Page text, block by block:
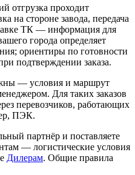
отгрузка проходит
на стороне завода, передача
ТК — информация для
города определяет
ориентиры по готовности
подтверждении заказа.
— условия и маршрут
Для таких заказов
перевозчиков, работающих
ПЭК.
партнёр и поставляете
— логистические условия
Дилерам. Общие правила